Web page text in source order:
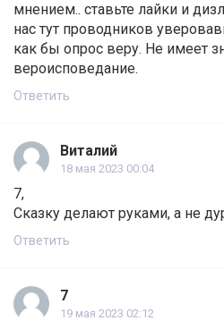
мнением.. ставьте лайки и
нас тут проводников
как бы опрос веру. Не имеет
вероисповедание.
Ответить
Виталий
18 мая 2023 00:04
7,
Сказку делают руками, а не
Ответить
7
19 мая 2023 02:12